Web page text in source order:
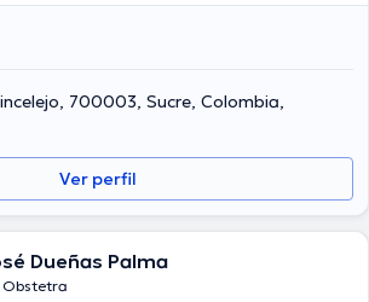
700003, Sucre, Colombia,
Ver perfil
Dueñas Palma
Obstetra